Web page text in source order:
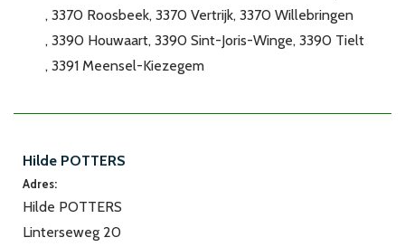
3370 Roosbeek 3370 Vertrijk 3370 Willebringen
3390 Houwaart 3390 Sint-Joris-Winge 3390 Tielt
3391 Meensel-Kiezegem
Hilde POTTERS
Adres:
Hilde POTTERS
Linterseweg 20